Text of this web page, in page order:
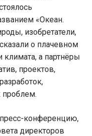
«Океан.
изобретатели,
о плачевном
климата, а партнёры
проектов,
проблем.
конференцию,
директоров